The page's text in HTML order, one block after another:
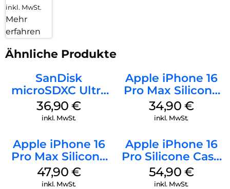
inkl. MwSt.
Mehr
erfahren
Ähnliche Produkte
SanDisk
microSDXC Ultra
128 GB + Adapter
Mobile
36,90€
inkl. MwSt.
Apple iPhone 16
Pro Max Silicone
Case MagSafe
Denim
34,90 €
inkl. MwSt.
Apple iPhone 16
Pro Max Silicone
Case MagSafe
Black
47,90 €
inkl. MwSt.
Apple iPhone 16
Pro Silicone Case
MagSafe Black
54,90 €
inkl. MwSt.